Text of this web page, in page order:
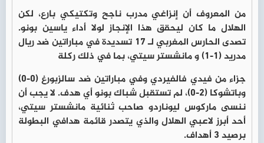
من المعروف أن إنزاغي مدرب ناجح وتكتيكي بارع، لكن
الهلال ما كان ليحقق هذا الإنجاز لولا أداء ياسين بونو.
تصدى الحارس المغربي لـ 17 تسديدة في مباراتين ضد ريال
مدريد (1-1) و مانشستر سيتي، بما في ذلك ركلة
جزاء من فيدي فالفيردي وفي مباراتين ضد سالزبورغ (0-0)
وباتشوكا (2-0)، لم تستقبل شباك بونو أي هدف. لا يجب أن
ننسى ماركوس ليوناردو صاحب ثنائية مانشستر سيتي،
أحد أبرز لاعبي الهلال والذي يتصدر قائمة هدافي البطولة
برصيد 3 أهداف.